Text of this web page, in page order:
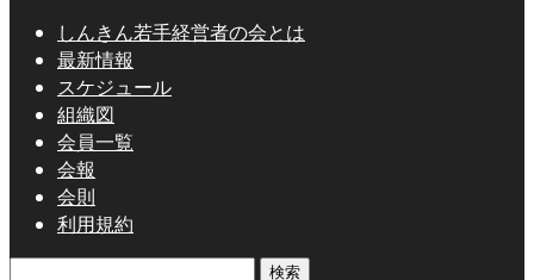
しんきん若手経営者の会とは
最新情報
スケジュール
組織図
会員一覧
会報
会則
利用規約